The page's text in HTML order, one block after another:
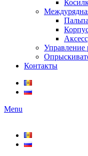
Управление
Контакты
Menu